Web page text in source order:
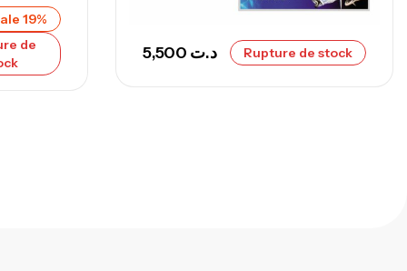
19%
de
د.ت Rupture de stock